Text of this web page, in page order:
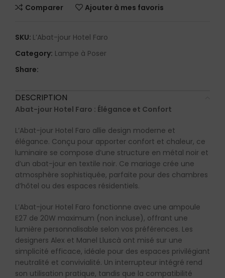
Comparer Ajouter à mes favoris
SKU: L’Abat-jour Hotel Faro
Category: Lampe à Poser
Share:
DESCRIPTION
Abat-jour Hotel Faro : Élégance et Confort
L’Abat-jour Hotel Faro allie design moderne et
élégance. Conçu pour apporter confort et chaleur, ce
luminaire se compose d’une structure en métal noir et
d’un abat-jour en textile noir. Ce mariage crée une
atmosphère sophistiquée, parfaite pour des chambres
d’hôtel ou des espaces résidentiels.
L’Abat-jour Hotel Faro fonctionne avec une ampoule
E27 de 20W maximum (non incluse), offrant une
lumière personnalisable selon vos préférences. Les
designers Alex et Manel Lluscà ont misé sur une
simplicité efficace, idéale pour des espaces privilégiant
neutralité et convivialité. Un interrupteur intégré rend
son utilisation pratique, tandis que la compatibilité